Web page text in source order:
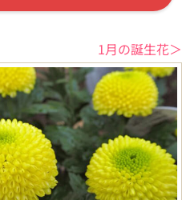
1月の誕生花＞